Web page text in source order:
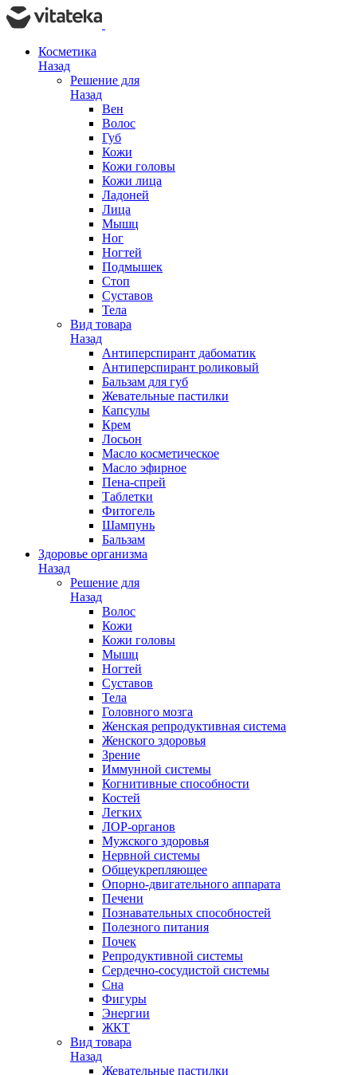
Косметика
Назад
Решение для
Назад
Вен
Волос
Губ
Кожи
Кожи головы
Кожи лица
Ладоней
Лица
Мышц
Ног
Ногтей
Подмышек
Стоп
Суставов
Тела
Вид товара
Назад
Антиперспирант дабоматик
Антиперспирант роликовый
Бальзам для губ
Жевательные пастилки
Капсулы
Крем
Лосьон
Масло косметическое
Масло эфирное
Пена-спрей
Таблетки
Фитогель
Шампунь
Бальзам
Здоровье организма
Назад
Решение для
Назад
Волос
Кожи
Кожи головы
Мышц
Ногтей
Суставов
Тела
Головного мозга
Женская репродуктивная система
Женского здоровья
Зрение
Иммунной системы
Когнитивные способности
Костей
Легких
ЛОР-органов
Мужского здоровья
Нервной системы
Общеукрепляющее
Опорно-двигательного аппарата
Печени
Познавательных способностей
Полезного питания
Почек
Репродуктивной системы
Сердечно-сосудистой системы
Сна
Фигуры
Энергии
ЖКТ
Вид товара
Назад
Жевательные пастилки